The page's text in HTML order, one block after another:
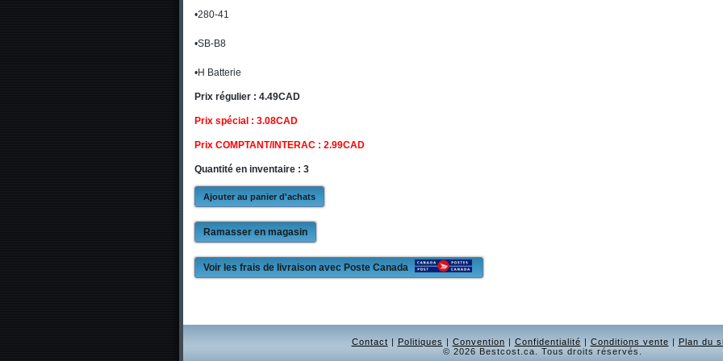
•280-41
•SB-B8
•H Batterie
Prix régulier : 4.49CAD
Prix spécial : 3.08CAD
Prix COMPTANT/INTERAC : 2.99CAD
Quantité en inventaire : 3
Ramasser en magasin
Voir les frais de livraison avec Poste Canada
Contact | Politiques | Convention | Confidentialité | Conditions vente | Plan du
© 2026 Bestcost.ca. Tous droits réservés.